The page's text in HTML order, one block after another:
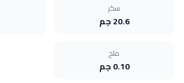
سكر
20.6 جم
ملح
0.10 جم